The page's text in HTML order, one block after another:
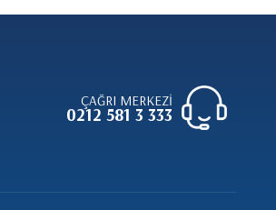
ÇAĞRI MERKEZİ
0212 581 3 333